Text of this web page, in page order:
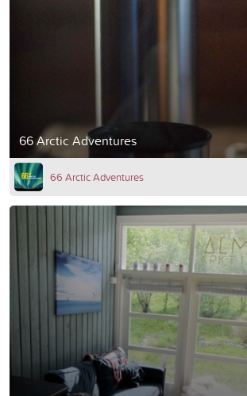
66 Arctic Adventures
66 Arctic Adventures